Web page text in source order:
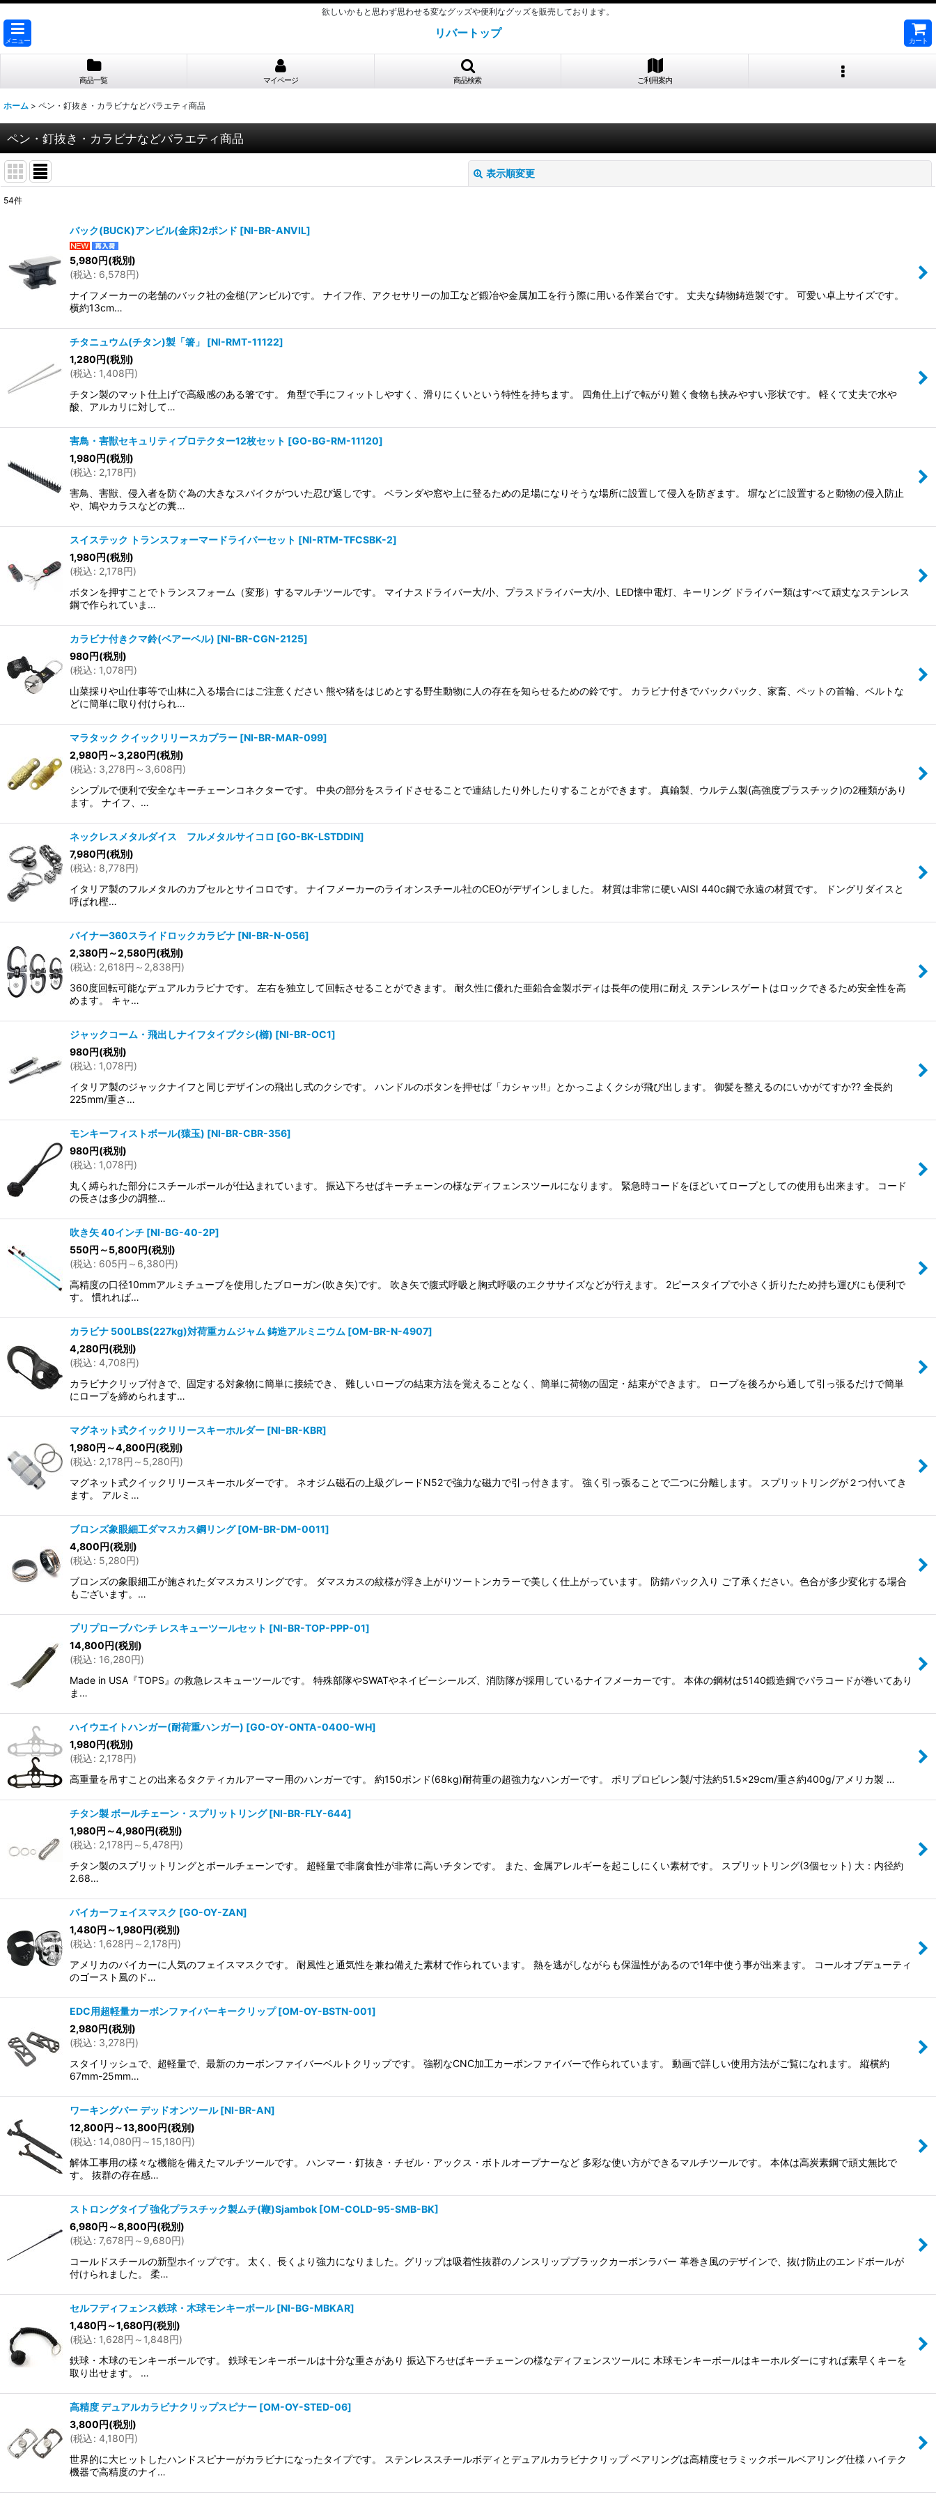
欲しいかもと思わず思わせる変なグッズや便利なグッズを販売しております。
メニュー
リバートップ
カート
商品一覧 マイページ 商品検索 ご利用案内
ホーム > ペン・釘抜き・カラビナなどバラエティ商品
ペン・釘抜き・カラビナなどバラエティ商品
表示順変更
絞り込む
54件
バック(BUCK)アンビル(金床)2ポンド [NI-BR-ANVIL]
5,980円(税別)
(税込: 6,578円)
ナイフメーカーの老舗のバック社の金槌(アンビル)です。 ナイフ作、アクセサリーの加工など鍛冶や金属加工を行う際に用いる作業台です。 丈夫な鋳物鋳造製です。 可愛い卓上サイズです。
横約13cm…
チタニュウム(チタン)製「箸」 [NI-RMT-11122]
1,280円(税別)
(税込: 1,408円)
チタン製のマット仕上げで高級感のある箸です。 角型で手にフィットしやすく、滑りにくいという特性を持ちます。 四角仕上げで転がり難く食物も挟みやすい形状です。 軽くて丈夫で水や
酸、アルカリに対して…
害鳥・害獣セキュリティプロテクター12枚セット [GO-BG-RM-11120]
1,980円(税別)
(税込: 2,178円)
害鳥、害獣、侵入者を防ぐ為の大きなスパイクがついた忍び返しです。 ベランダや窓や上に登るための足場になりそうな場所に設置して侵入を防ぎます。 塀などに設置すると動物の侵入防止
や、鳩やカラスなどの糞…
スイステック トランスフォーマードライバーセット [NI-RTM-TFCSBK-2]
1,980円(税別)
(税込: 2,178円)
ボタンを押すことでトランスフォーム（変形）するマルチツールです。 マイナスドライバー大/小、プラスドライバー大/小、LED懐中電灯、キーリング ドライバー類はすべて頑丈なステンレス
鋼で作られていま…
カラビナ付きクマ鈴(ベアーベル) [NI-BR-CGN-2125]
980円(税別)
(税込: 1,078円)
山菜採りや山仕事等で山林に入る場合にはご注意ください 熊や猪をはじめとする野生動物に人の存在を知らせるための鈴です。 カラビナ付きでバックパック、家畜、ペットの首輪、ベルトな
どに簡単に取り付けられ…
マラタック クイックリリースカプラー [NI-BR-MAR-099]
2,980円 ～3,280円(税別)
(税込: 3,278円 ～3,608円)
シンプルで便利で安全なキーチェーンコネクターです。 中央の部分をスライドさせることで連結したり外したりすることができます。 真鍮製、ウルテム製(高強度プラスチック)の2種類があり
ます。 ナイフ、…
ネックレスメタルダイス フルメタルサイコロ [GO-BK-LSTDDIN]
7,980円(税別)
(税込: 8,778円)
イタリア製のフルメタルのカプセルとサイコロです。 ナイフメーカーのライオンスチール社のCEOがデザインしました。 材質は非常に硬いAISI 440c鋼で永遠の材質です。 ドングリダイスと
呼ばれ樫…
バイナー360スライドロックカラビナ [NI-BR-N-056]
2,380円 ～2,580円(税別)
(税込: 2,618円 ～2,838円)
360度回転可能なデュアルカラビナです。 左右を独立して回転させることができます。 耐久性に優れた亜鉛合金製ボディは長年の使用に耐え ステンレスゲートはロックできるため安全性を高
めます。 キャ…
ジャックコーム・飛出しナイフタイプクシ(櫛) [NI-BR-OC1]
980円(税別)
(税込: 1,078円)
イタリア製のジャックナイフと同じデザインの飛出し式のクシです。 ハンドルのボタンを押せば「カシャッ!!」とかっこよくクシが飛び出します。 御髪を整えるのにいかがてすか?? 全長約
225mm/重さ…
モンキーフィストボール(猿玉) [NI-BR-CBR-356]
980円(税別)
(税込: 1,078円)
丸く縛られた部分にスチールボールが仕込まれています。 振込下ろせばキーチェーンの様なディフェンスツールになります。 緊急時コードをほどいてロープとしての使用も出来ます。 コード
の長さは多少の調整…
吹き矢 40インチ [NI-BG-40-2P]
550円 ～5,800円(税別)
(税込: 605円 ～6,380円)
高精度の口径10mmアルミチューブを使用したブローガン(吹き矢)です。 吹き矢で腹式呼吸と胸式呼吸のエクササイズなどが行えます。 2ピースタイプで小さく折りたため持ち運びにも便利で
す。 慣れれば…
カラビナ 500LBS(227kg)対荷重カムジャム 鋳造アルミニウム [OM-BR-N-4907]
4,280円(税別)
(税込: 4,708円)
カラビナクリップ付きで、固定する対象物に簡単に接続でき、 難しいロープの結束方法を覚えることなく、簡単に荷物の固定・結束ができます。 ロープを後ろから通して引っ張るだけで簡単
にロープを締められます…
マグネット式クイックリリースキーホルダー [NI-BR-KBR]
1,980円 ～4,800円(税別)
(税込: 2,178円 ～5,280円)
マグネット式クイックリリースキーホルダーです。 ネオジム磁石の上級グレードN52で強力な磁力で引っ付きます。 強く引っ張ることで二つに分離します。 スプリットリングが２つ付いてき
ます。 アルミ…
ブロンズ象眼細工ダマスカス鋼リング [OM-BR-DM-0011]
4,800円(税別)
(税込: 5,280円)
ブロンズの象眼細工が施されたダマスカスリングです。 ダマスカスの紋様が浮き上がりツートンカラーで美しく仕上がっています。 防錆パック入り ご了承ください。色合が多少変化する場合
もございます。…
プリプローブパンチ レスキューツールセット [NI-BR-TOP-PPP-01]
14,800円(税別)
(税込: 16,280円)
Made in USA『TOPS』の救急レスキューツールです。 特殊部隊やSWATやネイビーシールズ、消防隊が採用しているナイフメーカーです。 本体の鋼材は5140鍛造鋼でパラコードが巻いてあり
ま…
ハイウエイトハンガー(耐荷重ハンガー) [GO-OY-ONTA-0400-WH]
1,980円(税別)
(税込: 2,178円)
高重量を吊すことの出来るタクティカルアーマー用のハンガーです。 約150ポンド(68kg)耐荷重の超強力なハンガーです。 ポリプロピレン製/寸法約51.5×29cm/重さ約400g/アメリカ製 …
チタン製 ボールチェーン・スプリットリング [NI-BR-FLY-644]
1,980円 ～4,980円(税別)
(税込: 2,178円 ～5,478円)
チタン製のスプリットリングとボールチェーンです。 超軽量で非腐食性が非常に高いチタンです。 また、金属アレルギーを起こしにくい素材です。 スプリットリング(3個セット) 大：内径約
2.68…
バイカーフェイスマスク [GO-OY-ZAN]
1,480円 ～1,980円(税別)
(税込: 1,628円 ～2,178円)
アメリカのバイカーに人気のフェイスマスクです。 耐風性と通気性を兼ね備えた素材で作られています。 熱を逃がしながらも保温性があるので1年中使う事が出来ます。 コールオブデューティ
のゴースト風のド…
EDC用超軽量カーボンファイバーキークリップ [OM-OY-BSTN-001]
2,980円(税別)
(税込: 3,278円)
スタイリッシュで、超軽量で、最新のカーボンファイバーベルトクリップです。 強靭なCNC加工カーボンファイバーで作られています。 動画で詳しい使用方法がご覧になれます。 縦横約
67mm-25mm…
ワーキングバー デッドオンツール [NI-BR-AN]
12,800円 ～13,800円(税別)
(税込: 14,080円 ～15,180円)
解体工事用の様々な機能を備えたマルチツールです。 ハンマー・釘抜き・チゼル・アックス・ボトルオープナーなど 多彩な使い方ができるマルチツールです。 本体は高炭素鋼で頑丈無比で
す。 抜群の存在感…
ストロングタイプ 強化プラスチック製ムチ(鞭)Sjambok [OM-COLD-95-SMB-BK]
6,980円 ～8,800円(税別)
(税込: 7,678円 ～9,680円)
コールドスチールの新型ホイップです。 太く、長くより強力になりました。グリップは吸着性抜群のノンスリップブラックカーボンラバー 革巻き風のデザインで、抜け防止のエンドボールが
付けられました。 柔…
セルフディフェンス鉄球・木球モンキーボール [NI-BG-MBKAR]
1,480円 ～1,680円(税別)
(税込: 1,628円 ～1,848円)
鉄球・木球のモンキーボールです。 鉄球モンキーボールは十分な重さがあり 振込下ろせばキーチェーンの様なディフェンスツールに 木球モンキーボールはキーホルダーにすれば素早くキーを
取り出せます。 …
高精度 デュアルカラビナクリップスピナー [OM-OY-STED-06]
3,800円(税別)
(税込: 4,180円)
世界的に大ヒットしたハンドスピナーがカラビナになったタイプです。 ステンレススチールボディとデュアルカラビナクリップ ベアリングは高精度セラミックボールベアリング仕様 ハイテク
機器で高精度のナイ…